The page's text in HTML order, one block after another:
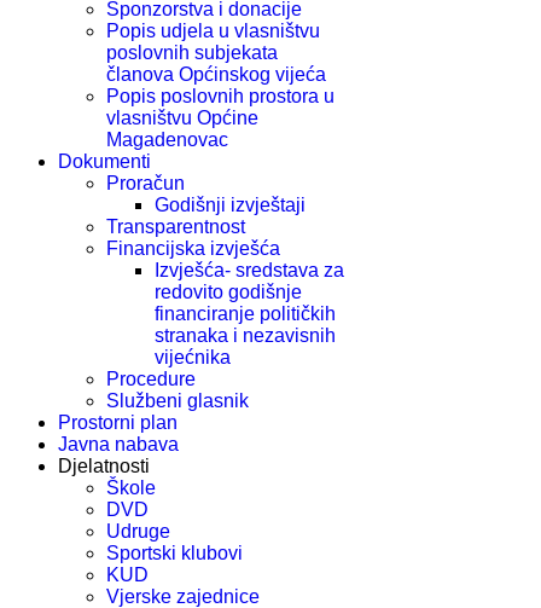
Sponzorstva i donacije
Popis udjela u vlasništvu
poslovnih subjekata
članova Općinskog vijeća
Popis poslovnih prostora u
vlasništvu Općine
Magadenovac
Dokumenti
Proračun
Godišnji izvještaji
Transparentnost
Financijska izvješća
Izvješća- sredstava za
redovito godišnje
financiranje političkih
stranaka i nezavisnih
vijećnika
Procedure
Službeni glasnik
Prostorni plan
Javna nabava
Djelatnosti
Škole
DVD
Udruge
Sportski klubovi
KUD
Vjerske zajednice